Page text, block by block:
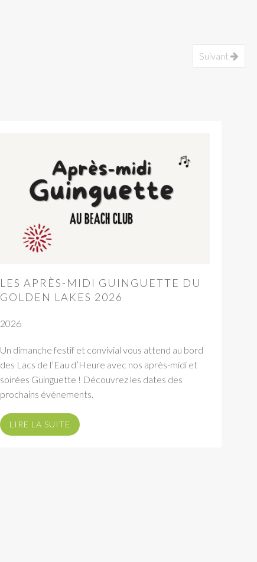
Suivant
LES APRÈS-MIDI GUINGUETTE DU
GOLDEN LAKES 2026
2026
Un dimanche festif et convivial vous attend au bord
des Lacs de l’Eau d’Heure avec nos après-midi et
soirées Guinguette ! Découvrez les dates des
prochains événements.
LIRE LA SUITE